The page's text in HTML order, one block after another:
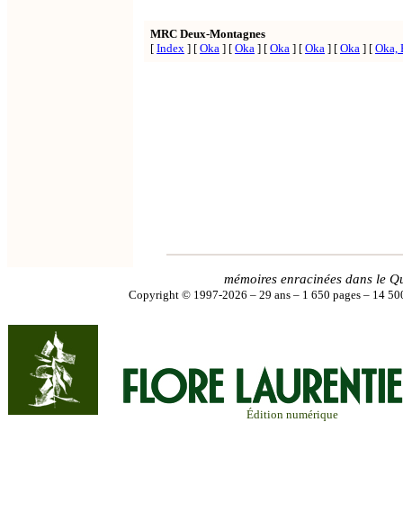
MRC Deux-Montagnes
[ Index ] [ Oka ] [ Oka ] [ Oka ] [ Oka ] [ Oka ] [ Oka,
mémoires enracinées dans le
Copyright © 1997-2026 – 29 ans – 1 650 pages – 14
Édition numérique